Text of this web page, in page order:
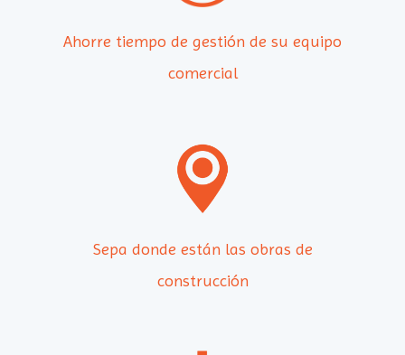
Ahorre tiempo de gestión de su equipo
comercial
Sepa donde están las obras de
construcción